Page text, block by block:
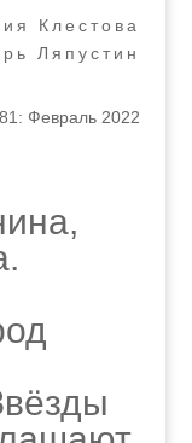
Клестова
Ляпустин
Февраль 2022